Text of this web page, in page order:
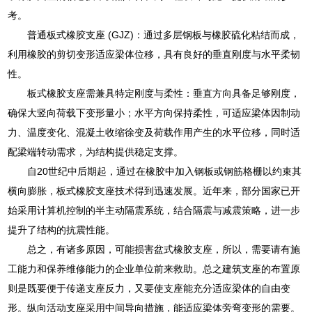
考。
普通板式橡胶支座 (GJZ)：通过多层钢板与橡胶硫化粘结而成，
利用橡胶的剪切变形适应梁体位移，具有良好的垂直刚度与水平柔韧
性。
板式橡胶支座需兼具特定刚度与柔性：垂直方向具备足够刚度，
确保大竖向荷载下变形量小；水平方向保持柔性，可适应梁体因制动
力、温度变化、混凝土收缩徐变及荷载作用产生的水平位移，同时适
配梁端转动需求，为结构提供稳定支撑。
自20世纪中后期起，通过在橡胶中加入钢板或钢筋格栅以约束其
横向膨胀，板式橡胶支座技术得到迅速发展。近年来，部分国家已开
始采用计算机控制的半主动隔震系统，结合隔震与减震策略，进一步
提升了结构的抗震性能。
总之，有诸多原因，可能损害盆式橡胶支座，所以，需要请有施
工能力和保养维修能力的企业单位前来救助。总之建筑支座的布置原
则是既要便于传递支座反力，又要使支座能充分适应梁体的自由变
形。纵向活动支座采用中间导向措施，能适应梁体旁弯变形的需要。